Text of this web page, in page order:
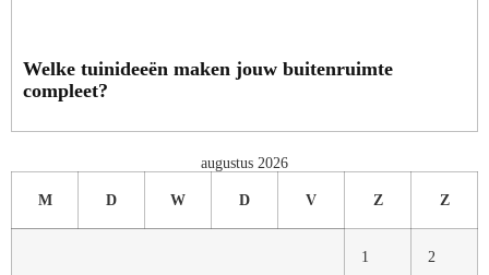
Welke tuinideeën maken jouw buitenruimte
compleet?
augustus 2026
M D W D V Z Z
1 2